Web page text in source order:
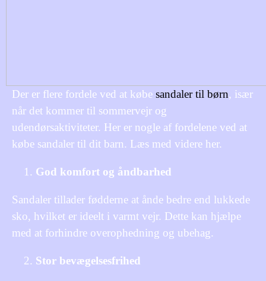
Der er flere fordele ved at købe sandaler til børn, især
når det kommer til sommervejr og
udendørsaktiviteter. Her er nogle af fordelene ved at
købe sandaler til dit barn. Læs med videre her.
God komfort og åndbarhed
Sandaler tillader fødderne at ånde bedre end lukkede
sko, hvilket er ideelt i varmt vejr. Dette kan hjælpe
med at forhindre overophedning og ubehag.
Stor bevægelsesfrihed